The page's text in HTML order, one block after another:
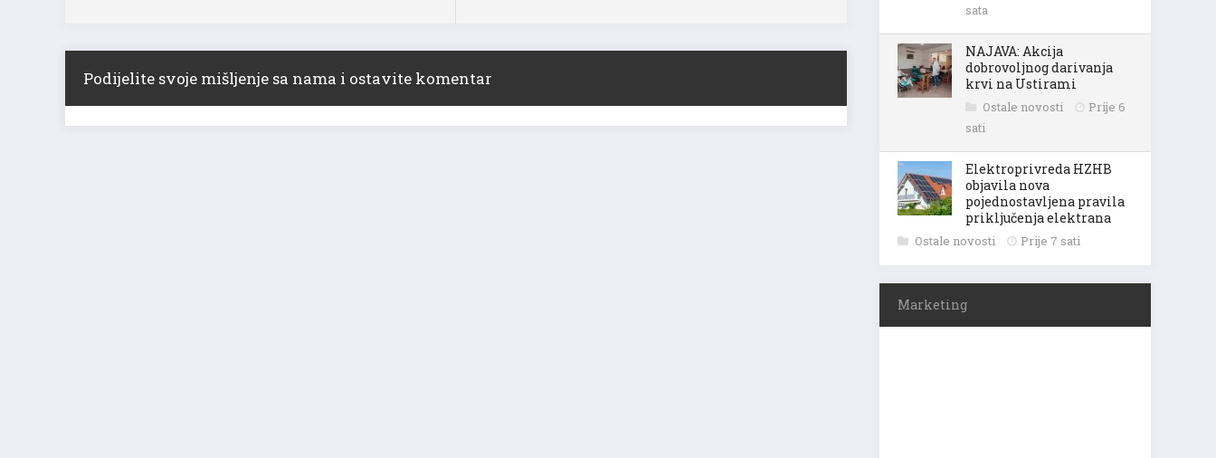
Podijelite svoje mišljenje sa nama i ostavite komentar
sata
NAJAVA: Akcija
dobrovoljnog darivanja
krvi na Ustirami
Ostale novosti
Prije 6
sati
Elektroprivreda HZHB
objavila nova
pojednostavljena pravila
priključenja elektrana
Ostale novosti Prije 7 sati
Marketing